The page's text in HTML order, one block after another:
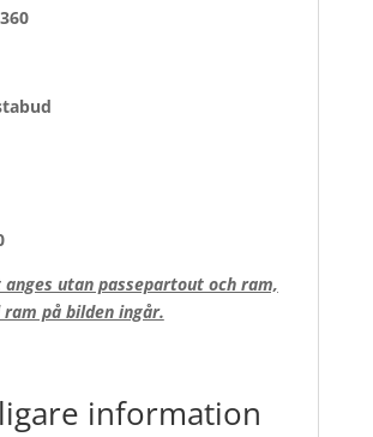
utan passepartout och ram,
på bilden ingår.
information